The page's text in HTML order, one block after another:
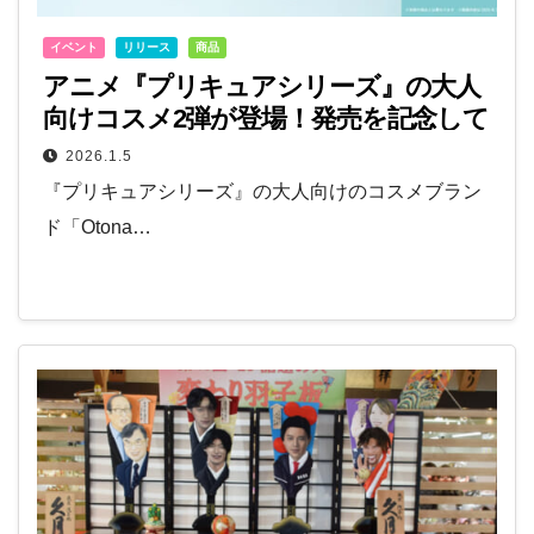
イベント リリース 商品
アニメ『プリキュアシリーズ』の大人
向けコスメ2弾が登場！発売を記念して
POPUP SHOP「CURE/W」も開催
2026.1.5
『プリキュアシリーズ』の大人向けのコスメブラン
ド「Otona…